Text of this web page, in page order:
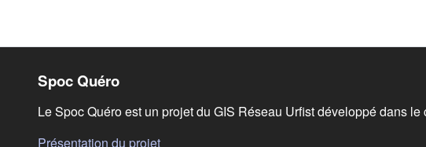
Liens de bas de page
Spoc Quéro
Le Spoc Quéro est un projet du GIS Réseau Urfist développé dans le
Présentation du projet(s'ouvre dans un nouvel onglet)